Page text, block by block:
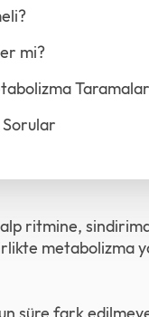
mi?
Sorular
ritmine,
metabolizma